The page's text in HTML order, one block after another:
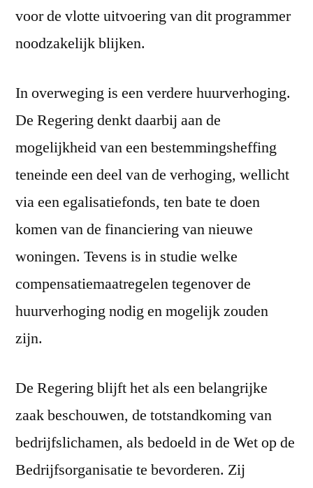
voor de vlotte uitvoering van dit programmer
noodzakelijk blijken.
In overweging is een verdere huurverhoging.
De Regering denkt daarbij aan de
mogelijkheid van een bestemmingsheffing
teneinde een deel van de verhoging, wellicht
via een egalisatiefonds, ten bate te doen
komen van de financiering van nieuwe
woningen. Tevens is in studie welke
compensatiemaatregelen tegenover de
huurverhoging nodig en mogelijk zouden
zijn.
De Regering blijft het als een belangrijke
zaak beschouwen, de totstandkoming van
bedrijfslichamen, als bedoeld in de Wet op de
Bedrijfsorganisatie te bevorderen. Zij